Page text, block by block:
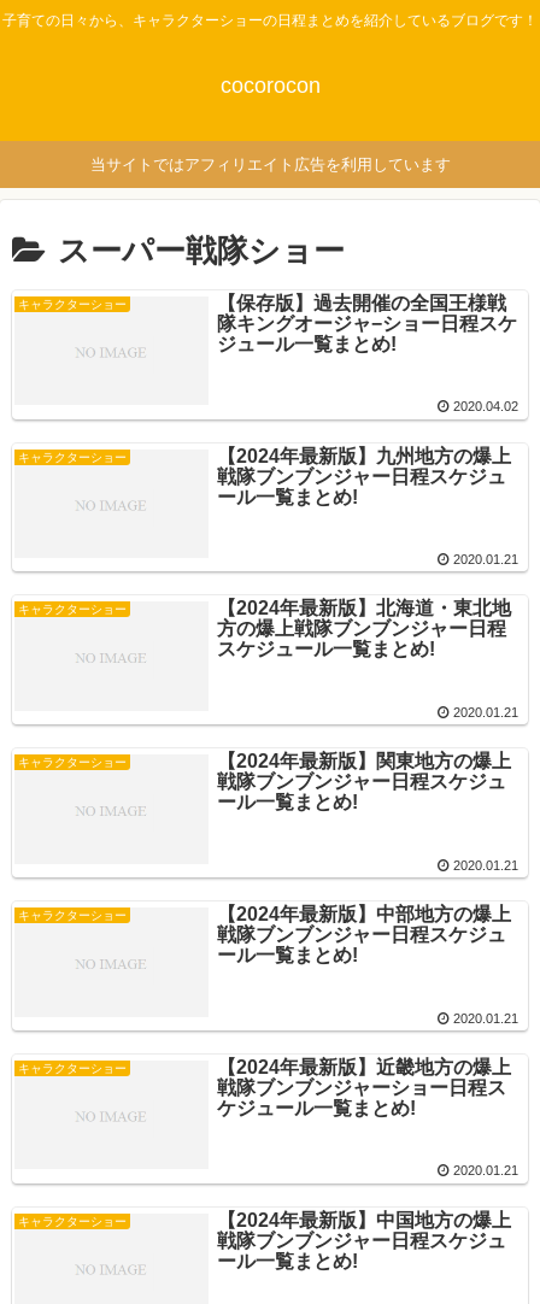
子育ての日々から、キャラクターショーの日程まとめを紹介しているブログです！
cocorocon
当サイトではアフィリエイト広告を利用しています
スーパー戦隊ショー
キャラクターショー
【保存版】過去開催の全国王様戦
隊キングオージャ−ショー日程スケ
ジュール一覧まとめ!
2020.04.02
キャラクターショー
【2024年最新版】九州地方の爆上
戦隊ブンブンジャー日程スケジュ
ール一覧まとめ!
2020.01.21
キャラクターショー
【2024年最新版】北海道・東北地
方の爆上戦隊ブンブンジャー日程
スケジュール一覧まとめ!
2020.01.21
キャラクターショー
【2024年最新版】関東地方の爆上
戦隊ブンブンジャー日程スケジュ
ール一覧まとめ!
2020.01.21
キャラクターショー
【2024年最新版】中部地方の爆上
戦隊ブンブンジャー日程スケジュ
ール一覧まとめ!
2020.01.21
キャラクターショー
【2024年最新版】近畿地方の爆上
戦隊ブンブンジャーショー日程ス
ケジュール一覧まとめ!
2020.01.21
キャラクターショー
【2024年最新版】中国地方の爆上
戦隊ブンブンジャー日程スケジュ
ール一覧まとめ!